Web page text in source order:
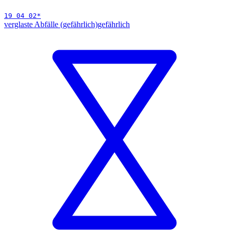
19 04 02*
verglaste Abfälle (gefährlich)gefährlich